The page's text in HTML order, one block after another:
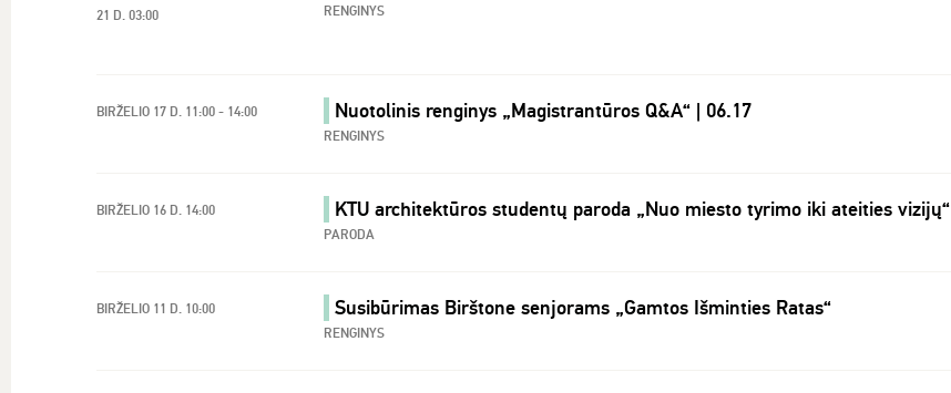
21 D. 03:00
RENGINYS
BIRŽELIO 17 D. 11:00 - 14:00 Nuotolinis renginys „Magistrantūros Q&A“ | 06.17
RENGINYS
BIRŽELIO 16 D. 14:00 KTU architektūros studentų paroda „Nuo miesto tyrimo iki ateities vizijų“
PARODA
BIRŽELIO 11 D. 10:00 Susibūrimas Birštone senjorams „Gamtos Išminties Ratas“
RENGINYS